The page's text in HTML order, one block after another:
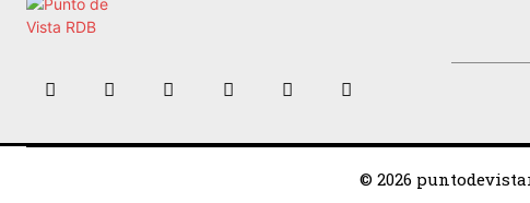
© 2026